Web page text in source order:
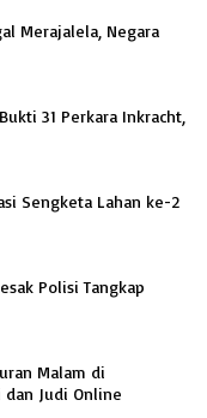
Merajalela, Negara
31 Perkara Inkracht,
Sengketa Lahan ke-2
Polisi Tangkap
Malam di
dan Judi Online